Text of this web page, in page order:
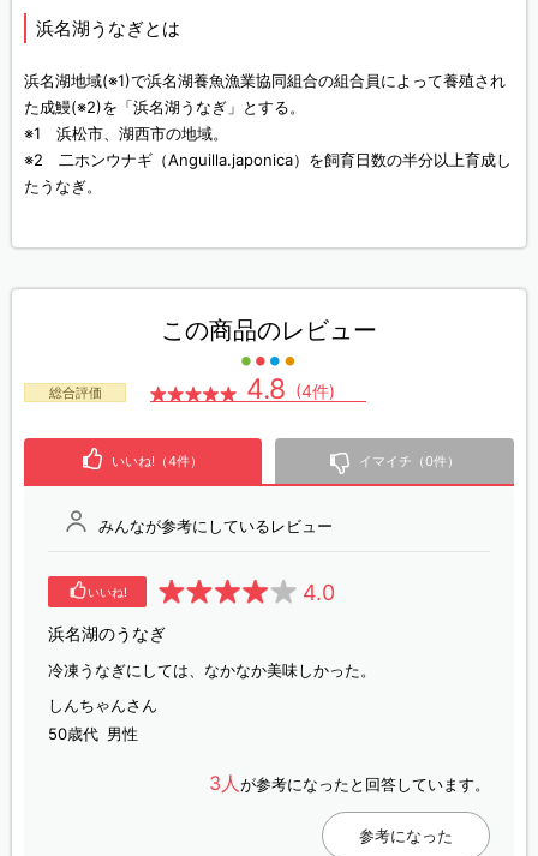
浜名湖うなぎとは
浜名湖地域(※1)で浜名湖養魚漁業協同組合の組合員によって養殖され
た成鰻(※2)を「浜名湖うなぎ」とする。
※1 浜松市、湖西市の地域。
※2 二ホンウナギ（Anguilla.japonica）を飼育日数の半分以上育成し
たうなぎ。
この商品のレビュー
総合評価 4.8 (4件)
いいね!（4件） イマイチ（0件）
みんなが参考にしているレビュー
いいね! 4.0
浜名湖のうなぎ
冷凍うなぎにしては、なかなか美味しかった。
しんちゃんさん
50歳代 男性
3人が参考になったと回答しています。
参考になった